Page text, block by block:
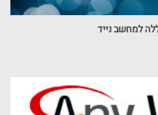
למחשב נייד